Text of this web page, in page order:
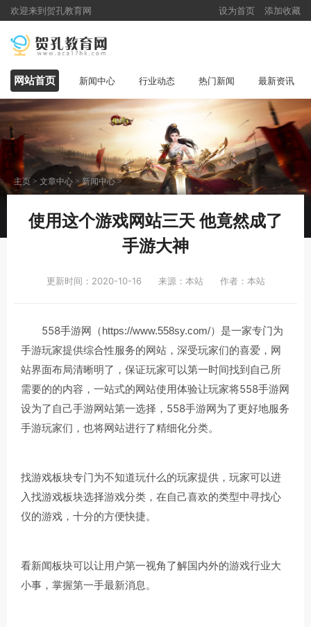
欢迎来到贺孔教育网 设为首页 添加收藏
网站首页 新闻中心 行业动态 热门新闻 最新资讯
主页 > 文章中心 >新闻中心>
使用这个游戏网站三天 他竟然成了
手游大神
更新时间：2020-10-16 来源：本站 作者：本站
558手游网（https://www.558sy.com/）是一家专门为
手游玩家提供综合性服务的网站，深受玩家们的喜爱，网
站界面布局清晰明了，保证玩家可以第一时间找到自己所
需要的的内容，一站式的网站使用体验让玩家将558手游网
设为了自己手游网站第一选择，558手游网为了更好地服务
手游玩家们，也将网站进行了精细化分类。
找游戏板块专门为不知道玩什么的玩家提供，玩家可以进
入找游戏板块选择游戏分类，在自己喜欢的类型中寻找心
仪的游戏，十分的方便快捷。
看新闻板块可以让用户第一视角了解国内外的游戏行业大
小事，掌握第一手最新消息。